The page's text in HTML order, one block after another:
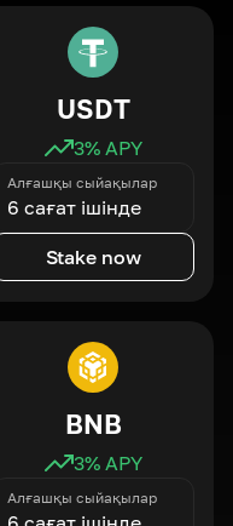
USDT
3% APY
Алғашқы сыйақылар
6 сағат ішінде
Stake now
BNB
3% APY
Алғашқы сыйақылар